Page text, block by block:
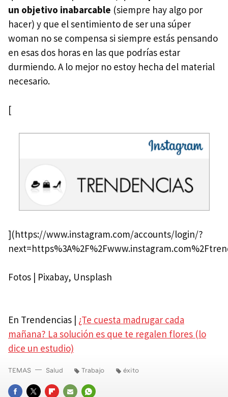
un objetivo inabarcable (siempre hay algo por
hacer) y que el sentimiento de ser una súper
woman no se compensa si siempre estás pensando
en esas dos horas en las que podrías estar
durmiendo. A lo mejor no estoy hecha del material
necesario.
[
](https://www.instagram.com/accounts/login/?
Fotos | Pixabay, Unsplash
En Trendencias | ¿Te cuesta madrugar cada
mañana? La solución es que te regalen flores (lo
dice un estudio)
TEMAS Salud Trabajo éxito